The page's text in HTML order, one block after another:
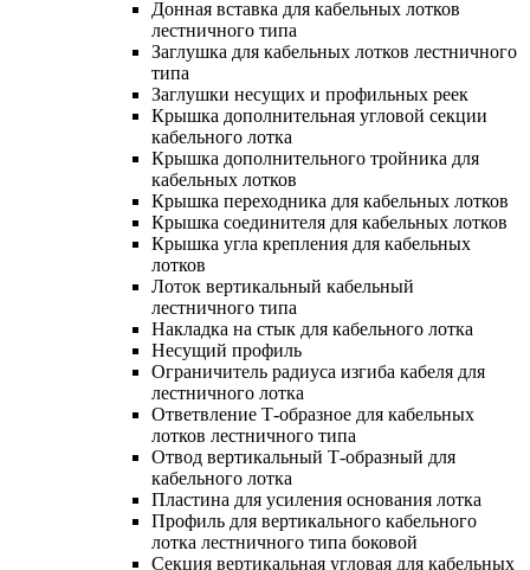
Донная вставка для кабельных лотков
лестничного типа
Заглушка для кабельных лотков лестничного
типа
Заглушки несущих и профильных реек
Крышка дополнительная угловой секции
кабельного лотка
Крышка дополнительного тройника для
кабельных лотков
Крышка переходника для кабельных лотков
Крышка соединителя для кабельных лотков
Крышка угла крепления для кабельных
лотков
Лоток вертикальный кабельный
лестничного типа
Накладка на стык для кабельного лотка
Несущий профиль
Ограничитель радиуса изгиба кабеля для
лестничного лотка
Ответвление Т-образное для кабельных
лотков лестничного типа
Отвод вертикальный Т-образный для
кабельного лотка
Пластина для усиления основания лотка
Профиль для вертикального кабельного
лотка лестничного типа боковой
Секция вертикальная угловая для кабельных